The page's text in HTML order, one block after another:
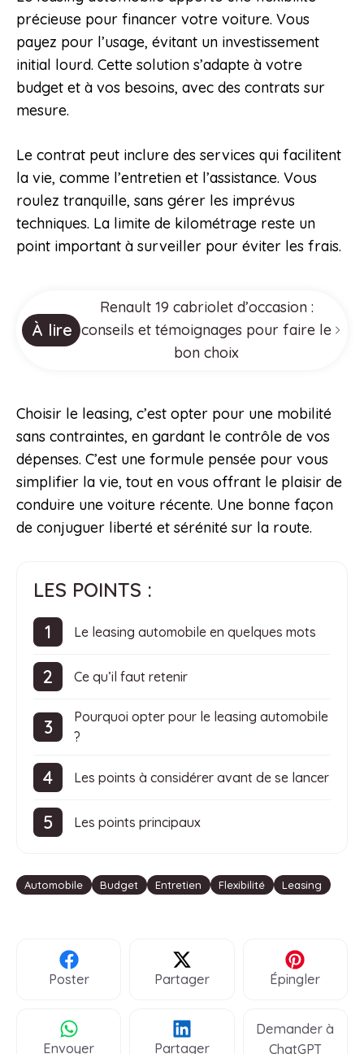
précieuse pour financer votre voiture. Vous
payez pour l’usage, évitant un investissement
initial lourd. Cette solution s’adapte à votre
budget et à vos besoins, avec des contrats sur
mesure.
Le contrat peut inclure des services qui facilitent
la vie, comme l’entretien et l’assistance. Vous
roulez tranquille, sans gérer les imprévus
techniques. La limite de kilométrage reste un
point important à surveiller pour éviter les frais.
À lire
Renault 19 cabriolet d’occasion :
conseils et témoignages pour faire le
bon choix
Choisir le leasing, c’est opter pour une mobilité
sans contraintes, en gardant le contrôle de vos
dépenses. C’est une formule pensée pour vous
simplifier la vie, tout en vous offrant le plaisir de
conduire une voiture récente. Une bonne façon
de conjuguer liberté et sérénité sur la route.
LES POINTS :
Le leasing automobile en quelques mots
Ce qu’il faut retenir
Pourquoi opter pour le leasing automobile
?
Les points à considérer avant de se lancer
Les points principaux
Étiquettes
Automobile Budget Entretien Flexibilité Leasing
Poster Partager Épingler
Envoyer Partager
Demander à
ChatGPT